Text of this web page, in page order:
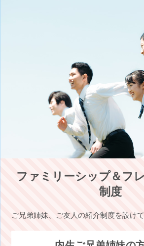
ファミリーシップ＆フ
制度
ご兄弟姉妹、ご友人の紹介制度を設けて